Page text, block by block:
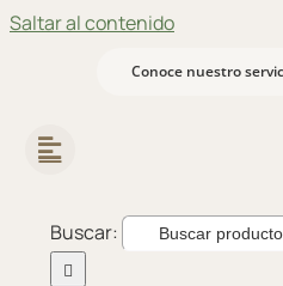
Saltar al contenido
Conoce nuestro
Buscar: